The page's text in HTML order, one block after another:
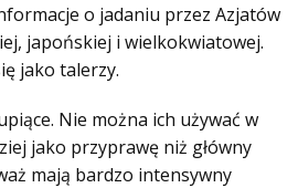
o jadaniu przez Azjatów
japońskiej i wielkokwiatowej.
jako talerzy.
Nie można ich używać w
jako przyprawę niż główny
mają bardzo intensywny